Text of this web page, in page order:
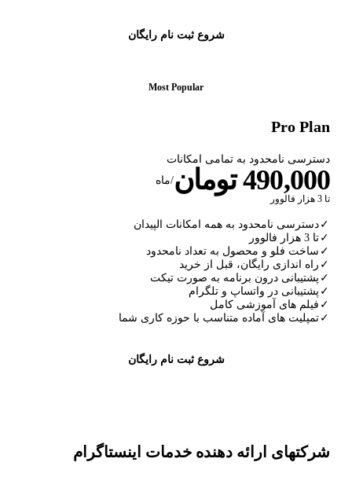
شروع ثبت نام رایگان
Most Popular
Pro Plan
دسترسی نامحدود به تمامی امکانات
490,000 تومان /ماه
تا 3 هزار فالوور
✓ دسترسی نامحدود به همه امکانات الپیدان
✓ تا 3 هزار فالوور
✓ ساخت فلو و محصول به تعداد نامحدود
✓ راه اندازی رایگان، قبل از خرید
✓ پشتیبانی درون برنامه به صورت تیکت
✓ پشتیبانی در واتساپ و تلگرام
✓ فیلم های آموزشی کامل
✓ تمپلیت های آماده متناسب با حوزه کاری شما
شروع ثبت نام رایگان
شرکتهای ارائه دهنده خدمات اینستاگرام